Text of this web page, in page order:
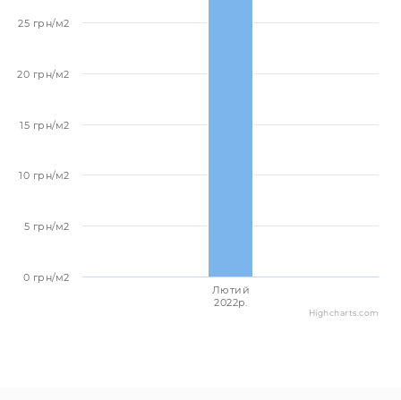
Лютий
2022p.
0 грн/м2
5 грн/м2
10 грн/м2
15 грн/м2
20 грн/м2
25 грн/м2
Highcharts.com